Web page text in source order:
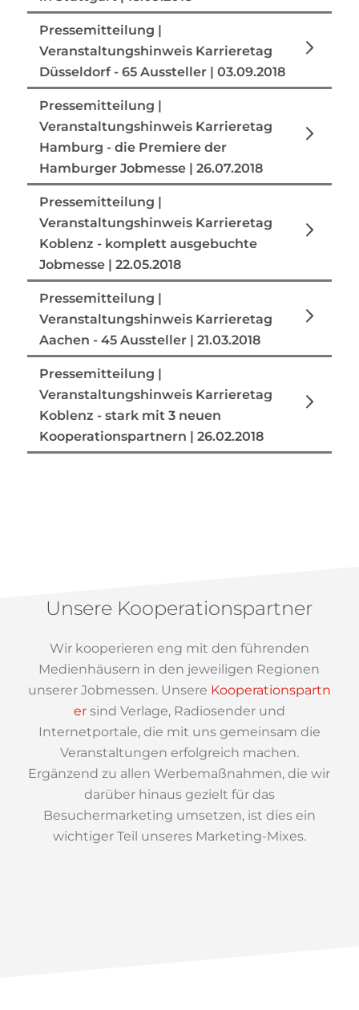
Pressemitteilung |
Veranstaltungshinweis Karrieretag
Düsseldorf - 65 Aussteller | 03.09.2018
Pressemitteilung |
Veranstaltungshinweis Karrieretag
Hamburg - die Premiere der
Hamburger Jobmesse | 26.07.2018
Pressemitteilung |
Veranstaltungshinweis Karrieretag
Koblenz - komplett ausgebuchte
Jobmesse | 22.05.2018
Pressemitteilung |
Veranstaltungshinweis Karrieretag
Aachen - 45 Aussteller | 21.03.2018
Pressemitteilung |
Veranstaltungshinweis Karrieretag
Koblenz - stark mit 3 neuen
Kooperationspartnern | 26.02.2018
Unsere Kooperationspartner
Wir kooperieren eng mit den führenden
Medienhäusern in den jeweiligen Regionen
unserer Jobmessen. Unsere Kooperationspartn
ersind Verlage, Radiosender und
Internetportale, die mit uns gemeinsam die
Veranstaltungen erfolgreich machen.
Ergänzend zu allen Werbemaßnahmen, die wir
darüber hinaus gezielt für das
Besuchermarketing umsetzen, ist dies ein
wichtiger Teil unseres Marketing-Mixes.